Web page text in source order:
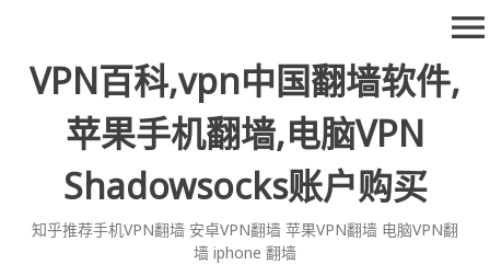
contentVPN百科,vpn中国翻墙软件,
苹果手机翻墙,电脑VPN
Shadowsocks账户购买
知乎推荐手机VPN翻墙 安卓VPN翻墙 苹果VPN翻墙 电脑VPN翻
墙 iphone 翻墙
menu